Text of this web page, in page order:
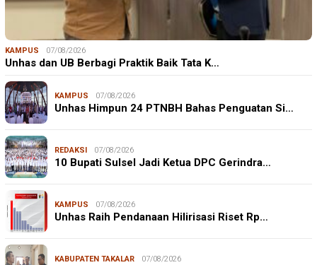
KAMPUS 07/08/2026
Unhas dan UB Berbagi Praktik Baik Tata K…
KAMPUS 07/08/2026
Unhas Himpun 24 PTNBH Bahas Penguatan Si…
REDAKSI 07/08/2026
10 Bupati Sulsel Jadi Ketua DPC Gerindra…
KAMPUS 07/08/2026
Unhas Raih Pendanaan Hilirisasi Riset Rp…
KABUPATEN TAKALAR 07/08/2026